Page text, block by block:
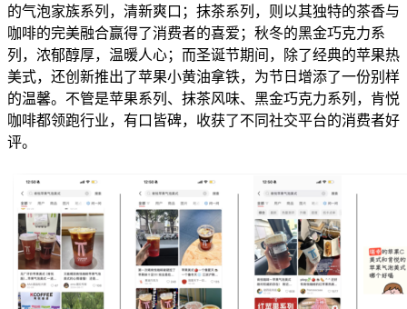
的气泡家族系列，清新爽口；抹茶系列，则以其独特的茶香与
咖啡的完美融合赢得了消费者的喜爱；秋冬的黑金巧克力系
列，浓郁醇厚，温暖人心；而圣诞节期间，除了经典的苹果热
美式，还创新推出了苹果小黄油拿铁，为节日增添了一份别样
的温馨。不管是苹果系列、抹茶风味、黑金巧克力系列，肯悦
咖啡都领跑行业，有口皆碑，收获了不同社交平台的消费者好
评。